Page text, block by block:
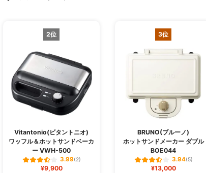
2位
Vitantonio(ビタントニオ)
ワッフル＆ホットサンドベーカ
ー VWH-500
3.99(2)
¥9,900
3位
BRUNO(ブルーノ)
ホットサンドメーカー ダブル
BOE044
3.94(5)
¥13,000